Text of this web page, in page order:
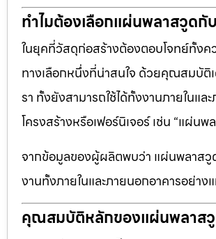
ทำไมต้องเลือกแผ่นพลาสวูดกับ
ในยุคที่วัสดุก่อสร้างต้องตอบโจทย์ทั้ง
ทางเลือกหนึ่งที่น่าสนใจ ด้วยคุณสมบัติ
รา ทั้งยังสามารถใช้ได้ทั้งงานภายในแ
โครงสร้างหรือเฟอร์นิเจอร์ เช่น “แผ่น
จากข้อมูลของผู้ผลิตพบว่า แผ่นพลาสวู
งานทั้งภายในและภายนอกอาคารอย่าง
คุณสมบัติหลักของแผ่นพลาส